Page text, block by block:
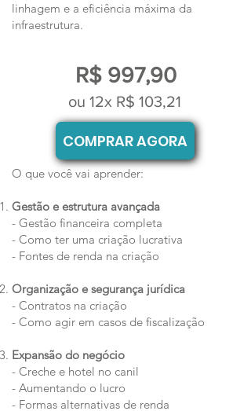
linhagem e a eficiência máxima da
infraestrutura.
O que você vai aprender:
Gestão e estrutura avançada
- Gestão financeira completa
- Como ter uma criação lucrativa
- Fontes de renda na criação
Organização e segurança jurídica
- Contratos na criação
- Como agir em casos de fiscalização
Expansão do negócio
- Creche e hotel no canil
- Aumentando o lucro
- Formas alternativas de renda
COMPRAR AGORA
R$ 997,90
ou 12x R$ 103,21